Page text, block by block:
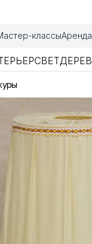
классыАренда
СВЕТ